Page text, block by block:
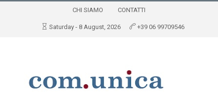
CHI SIAMO CONTATTI
Saturday - 8 August, 2026 +39 06 99709546